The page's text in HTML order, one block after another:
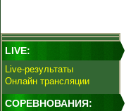
LIVE:
Live-результаты
Онлайн трансляции
СОРЕВНОВАНИЯ: